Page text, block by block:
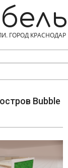
ГОРОД КРАСНОДАР
Bubble